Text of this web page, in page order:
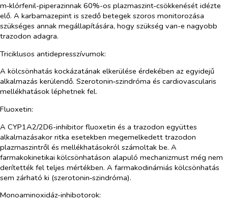
m‑klórfenil-piperazinnak 60%-os plazmaszint‑csökkenését idézte
elő. A karbamazepint is szedő betegek szoros monitorozása
szükséges annak megállapítására, hogy szükség van-e nagyobb
trazodon adagra.
Triciklusos antidepresszívumok:
A kölcsönhatás kockázatának elkerülése érdekében az egyidejű
alkalmazás kerülendő. Szerotonin‑szindróma és cardiovascularis
mellékhatások léphetnek fel.
Fluoxetin:
A CYP1A2/2D6-inhibitor fluoxetin és a trazodon együttes
alkalmazásakor ritka esetekben megemelkedett trazodon
plazmaszintről és mellékhatásokról számoltak be. A
farmakokinetikai kölcsönhatáson alapuló mechanizmust még nem
derítették fel teljes mértékben. A farmakodinámiás kölcsönhatás
sem zárható ki (szerotonin‑szindróma).
Monoaminoxidáz-inhibotorok: